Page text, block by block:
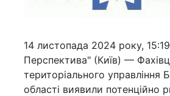
14 листопада 2024 року,
Перспектива" (Київ) —
територіального управління
області виявили потенційно